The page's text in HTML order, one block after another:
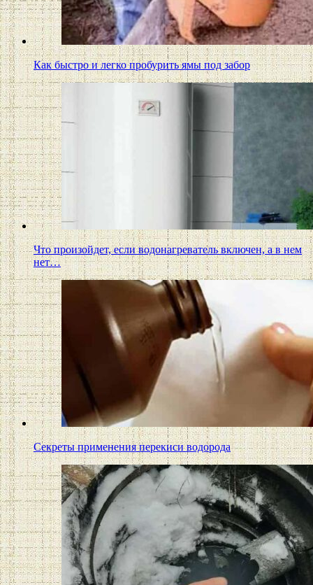
Как быстро и легко пробурить ямы под забор
Что произойдет, если водонагреватель включен, а в нем
нет…
Секреты применения перекиси водорода